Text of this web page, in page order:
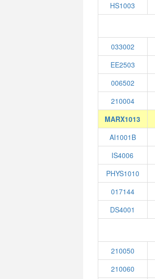
HS1003
033002
EE2503
006502
210004
MARX1013
AI1001B
IS4006
PHYS1010
017144
DS4001
210050
210060